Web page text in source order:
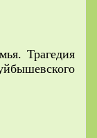
Трагедия